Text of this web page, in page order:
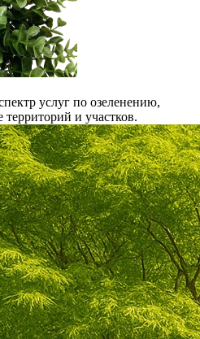
услуг по озеленению,
и участков.